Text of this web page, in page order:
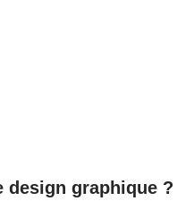
design graphique ?